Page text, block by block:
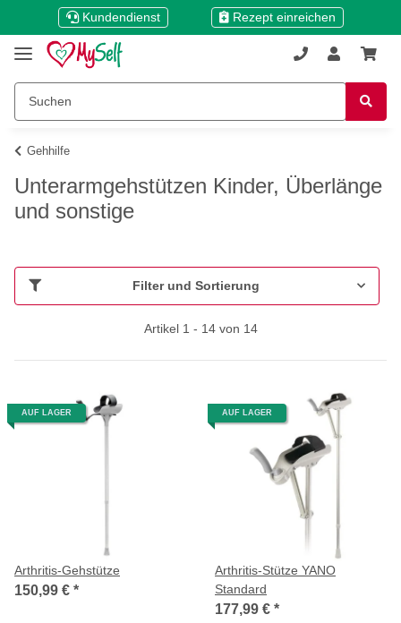
Kundendienst Rezept einreichen
Gehhilfe
Unterarmgehstützen Kinder, Überlänge
und sonstige
Filter und Sortierung
Artikel 1 - 14 von 14
AUF LAGER
Arthritis-Gehstütze
150,99 € *
AUF LAGER
Arthritis-Stütze YANO
Standard
177,99 € *